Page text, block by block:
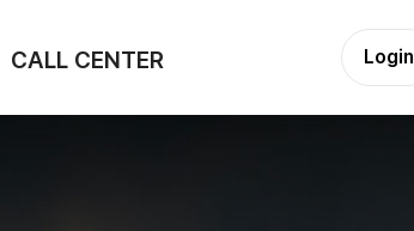
CALL CENTER Login